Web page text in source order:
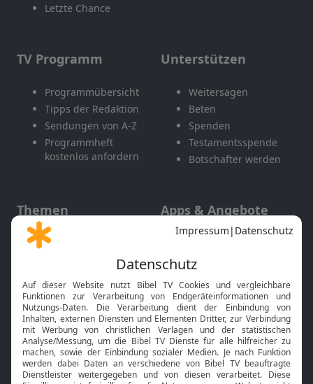
Letzte Chance
TV Programm
Programmübersicht
Tipps der Redaktion
Sendungen von A-Z
Programmheft
kostenlos anfordern
Unterstützen
Weitersagen
Beten
Spenden
Testamentsspende
Botschafter werden
Themen
Gott und Bibel erklärt
Neuigkeiten
Apps & Angebote
Mobile App
Smart TV
HbbTV
Bibelthek Online-Bibel
Nächster Gottesdienst